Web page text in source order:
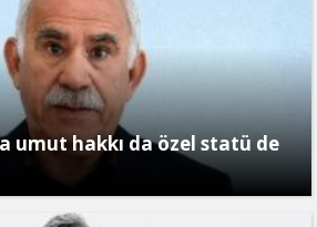
umut hakkı da özel statü de